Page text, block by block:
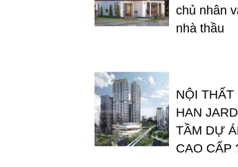
chủ nhân
nhà thầu
NỘI
HAN
TẦM DỰ
CAO CẤP